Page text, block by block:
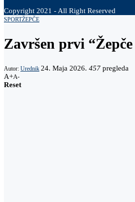
Copyright 2021 - All Right Reserved
SPORTŽEPČE
Završen prvi
Autor: Urednik 24. Maja 2026. 457 pregleda
A+A-
Reset